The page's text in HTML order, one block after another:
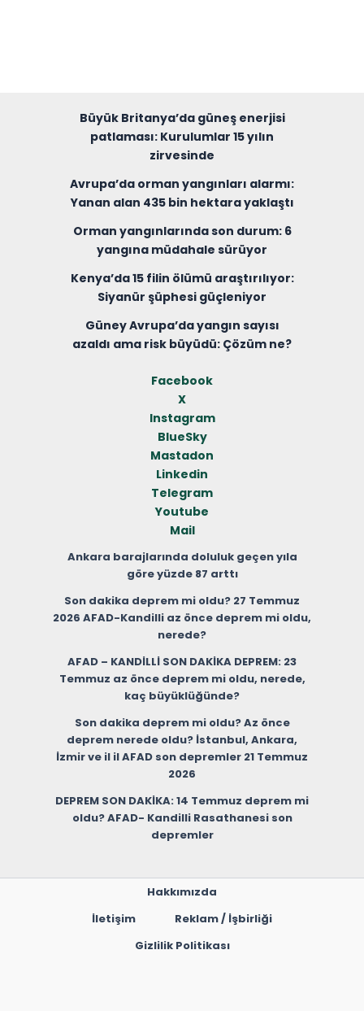
Büyük Britanya’da güneş enerjisi
patlaması: Kurulumlar 15 yılın
zirvesinde
Avrupa’da orman yangınları alarmı:
Yanan alan 435 bin hektara yaklaştı
Orman yangınlarında son durum: 6
yangına müdahale sürüyor
Kenya’da 15 filin ölümü araştırılıyor:
Siyanür şüphesi güçleniyor
Güney Avrupa’da yangın sayısı
azaldı ama risk büyüdü: Çözüm ne?
Facebook
X
Instagram
BlueSky
Mastadon
Linkedin
Telegram
Youtube
Mail
Ankara barajlarında doluluk geçen yıla
göre yüzde 87 arttı
Son dakika deprem mi oldu? 27 Temmuz
2026 AFAD-Kandilli az önce deprem mi oldu,
nerede?
AFAD – KANDİLLİ SON DAKİKA DEPREM: 23
Temmuz az önce deprem mi oldu, nerede,
kaç büyüklüğünde?
Son dakika deprem mi oldu? Az önce
deprem nerede oldu? İstanbul, Ankara,
İzmir ve il il AFAD son depremler 21 Temmuz
2026
DEPREM SON DAKİKA: 14 Temmuz deprem mi
oldu? AFAD- Kandilli Rasathanesi son
depremler
Hakkımızda
İletişim
Reklam / İşbirliği
Gizlilik Politikası